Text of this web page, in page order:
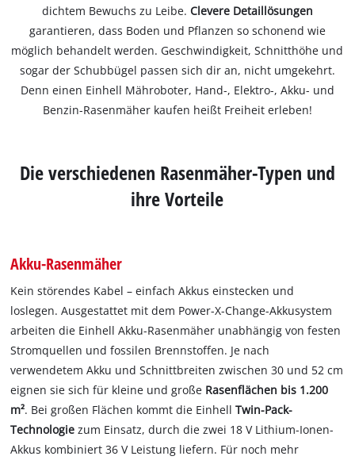
dichtem Bewuchs zu Leibe. Clevere Detaillösungen
garantieren, dass Boden und Pflanzen so schonend wie
möglich behandelt werden. Geschwindigkeit, Schnitthöhe und
sogar der Schubbügel passen sich dir an, nicht umgekehrt.
Denn einen Einhell Mähroboter, Hand-, Elektro-, Akku- und
Benzin-Rasenmäher kaufen heißt Freiheit erleben!
Die verschiedenen Rasenmäher-Typen und
ihre Vorteile
Akku-Rasenmäher
Kein störendes Kabel – einfach Akkus einstecken und
loslegen. Ausgestattet mit dem Power-X-Change-Akkusystem
arbeiten die Einhell Akku-Rasenmäher unabhängig von festen
Stromquellen und fossilen Brennstoffen. Je nach
verwendetem Akku und Schnittbreiten zwischen 30 und 52 cm
eignen sie sich für kleine und große Rasenflächen bis 1.200
m². Bei großen Flächen kommt die EinhellTwin-Pack-
Technologie zum Einsatz, durch die zwei 18 V Lithium-Ionen-
Akkus kombiniert 36 V Leistung liefern. Für noch mehr